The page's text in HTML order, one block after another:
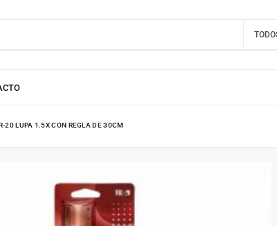
20 LUPA 1.5X CON REGLA DE 30CM